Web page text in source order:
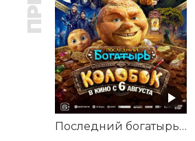
Последний богатырь. Колобок